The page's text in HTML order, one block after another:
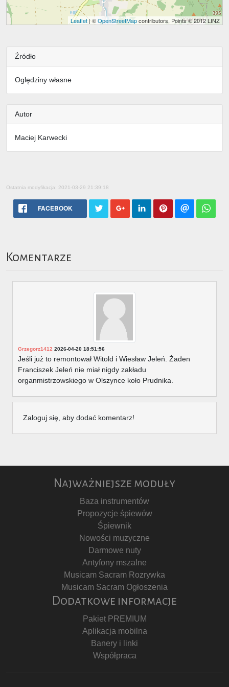
Leaflet| ©OpenStreetMapcontributors, Points © 2012 LINZ
Źródło
Oględziny własne
Autor
Maciej Karwecki
Ostatnia modyfikacja: 2021-03-29 21:39:18
FACEBOOK
Komentarze
Grzegorz1412 2026-04-20 18:51:56
Jeśli już to remontował Witold i Wiesław Jeleń. Żaden
Franciszek Jeleń nie miał nigdy zakładu
organmistrzowskiego w Olszynce koło Prudnika.
Zaloguj się, aby dodać komentarz!
Najważniejsze moduły
Baza instrumentów
Propozycje śpiewów
Śpiewnik
Nowości muzyczne
Darmowe nuty
Antyfony mszalne
Musicam Sacram Rozrywka
Musicam Sacram Ogłoszenia
Dodatkowe informacje
Pakiet PREMIUM
Aplikacja mobilna
Banery i linki
Współpraca